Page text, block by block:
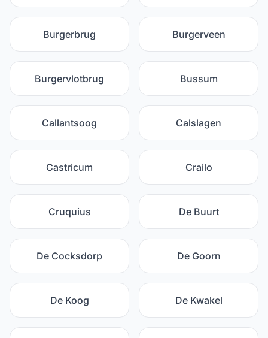
Burgerbrug Burgerveen
Burgervlotbrug Bussum
Callantsoog Calslagen
Castricum Crailo
Cruquius De Buurt
De Cocksdorp De Goorn
De Koog De Kwakel